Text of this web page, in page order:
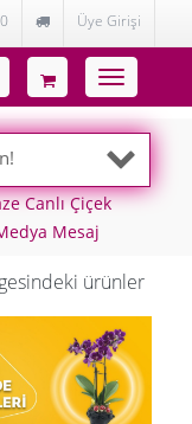
Üye Girişi
Toggle
navigation
Canlı Çiçek
Mesaj
ürünler